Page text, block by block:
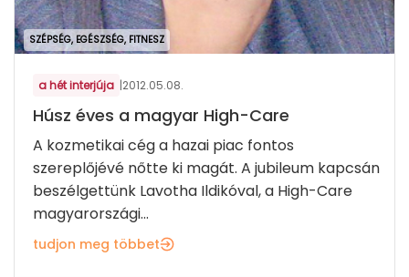
SZÉPSÉG, EGÉSZSÉG, FITNESZ
a hét interjúja |2012.05.08.
Húsz éves a magyar High-Care
A kozmetikai cég a hazai piac fontos
szereplőjévé nőtte ki magát. A jubileum kapcsán
beszélgettünk Lavotha Ildikóval, a High-Care
magyarországi...
tudjon meg többet